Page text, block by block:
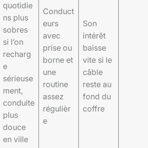
quotidie
ns plus
sobres
si l’on
recharg
e
sérieuse
ment,
conduite
plus
douce
en ville
Conduct
eurs
avec
prise ou
borne et
une
routine
assez
régulièr
e
Son
intérêt
baisse
vite si le
câble
reste au
fond du
coffre